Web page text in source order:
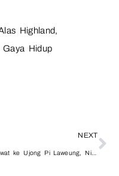
Highland,
Hidup
NEXT
Melawat ke Ujong Pi Laweung, Nikmati Pantai Sembari Cicip Mie Sure